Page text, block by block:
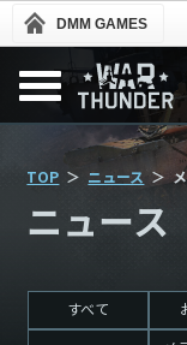
DMM GAMES
TOP ニュース
ニュース
すべて